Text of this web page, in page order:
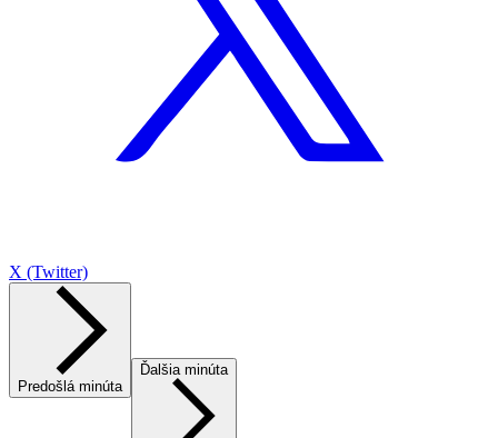
X (Twitter)
Predošlá minúta
Ďalšia minúta